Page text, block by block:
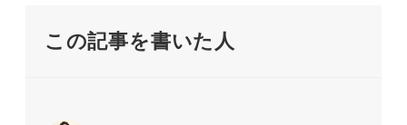
この記事を書いた人